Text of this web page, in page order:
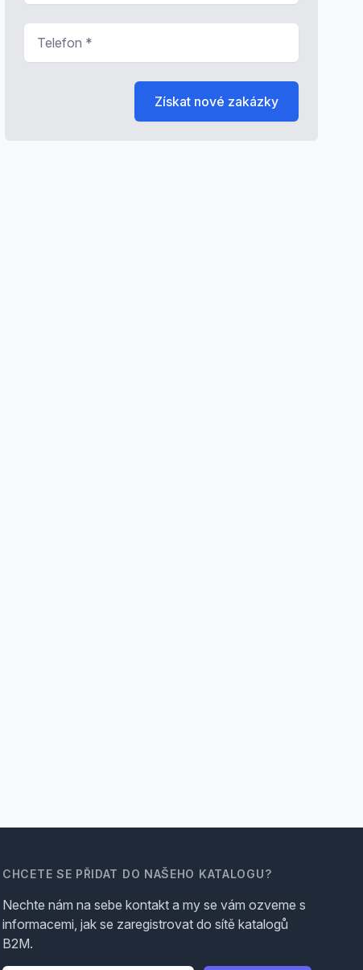
Získat nové zakázky
CHCETE SE PŘIDAT DO NAŠEHO KATALOGU?
Nechte nám na sebe kontakt a my se vám ozveme s
informacemi, jak se zaregistrovat do sítě katalogů
B2M.